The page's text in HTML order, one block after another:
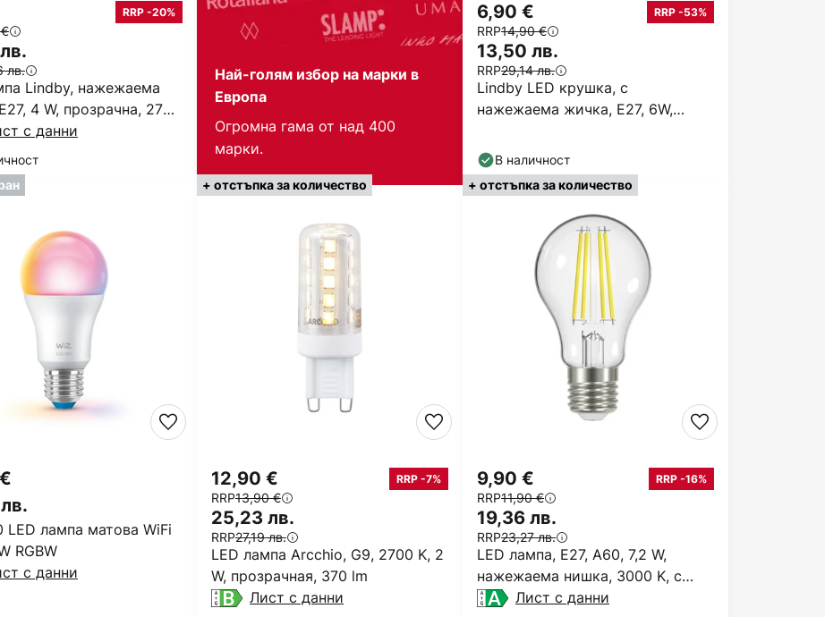
Lindby, нажежаема
4 W, прозрачна, 2700
RRP -20%
лв.
с данни
Най-голям избор на марки в
Европа
Огромна гама от над 400
марки.
Lindby LED крушка, с
нажежаема жичка, E27, 6W,
6,90 € RRP -53%
RRP14,90 €
13,50 лв.
RRP29,14 лв.
В наличност
LED лампа матова WiFi
RGBW
с данни
+ отстъпка за количество
LED лампа Arcchio, G9, 2700 K, 2
W, прозрачная, 370 lm
12,90 € RRP -7%
RRP13,90 €
25,23 лв.
RRP27,19 лв.
Лист с данни
+ отстъпка за количество
LED лампа, E27, A60, 7,2 W,
нажежаема нишка, 3000 K, с
възможност за регулиране
9,90 € RRP -16%
RRP11,90 €
19,36 лв.
RRP23,27 лв.
Лист с данни